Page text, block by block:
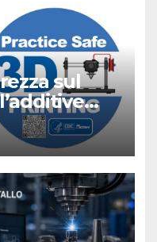
sul